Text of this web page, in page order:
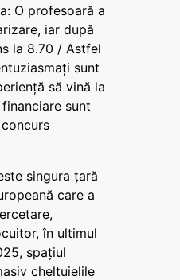
O profesoară a
iar după
la 8.70 / Astfel
sunt
să vină la
sunt
singura țară
care a
în ultimul
spațiul
cheltuielile